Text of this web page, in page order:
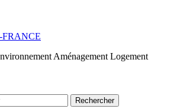
Aménagement Logement
Rechercher